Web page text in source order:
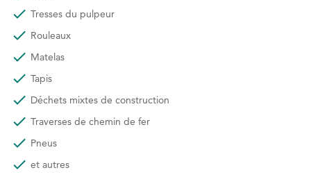
Tresses du pulpeur
Rouleaux
Matelas
Tapis
Déchets mixtes de construction
Traverses de chemin de fer
Pneus
et autres